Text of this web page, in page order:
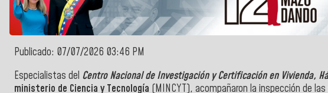
Publicado: 07/07/2026 03:46 PM
Especialistas del Centro Nacional de Investigación y Certificación en Vivienda,
ministerio de Ciencia y Tecnología (MINCYT), acompañaron la inspección de